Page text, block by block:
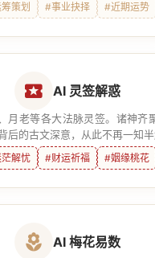
策划 #事业抉择 #近期运势
AI 灵签解惑
月老等各大法脉灵签。诸神齐
后的古文深意，从此不再一知
解忧 #财运祈福 #姻缘桃花
AI 梅花易数